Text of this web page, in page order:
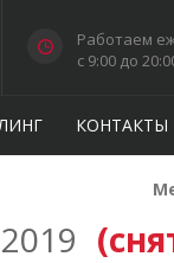
Работаем
c 9:00 до
КОНТАКТЫ
2019